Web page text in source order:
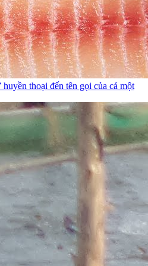
thoại đến tên gọi của cả một